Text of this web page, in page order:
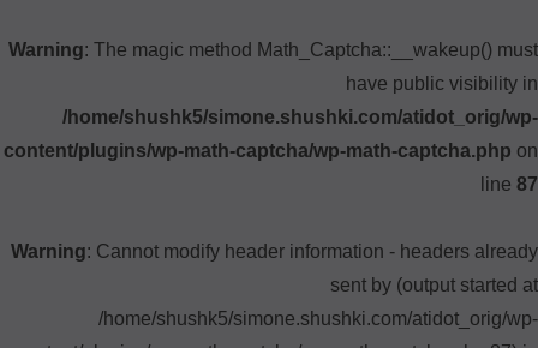
Warning: The magic method Math_Captcha::__wakeup() must
have public visibility in
/home/shushk5/simone.shushki.com/atidot_orig/wp-
content/plugins/wp-math-captcha/wp-math-captcha.php on
line 87
Warning: Cannot modify header information - headers already
sent by (output started at
/home/shushk5/simone.shushki.com/atidot_orig/wp-